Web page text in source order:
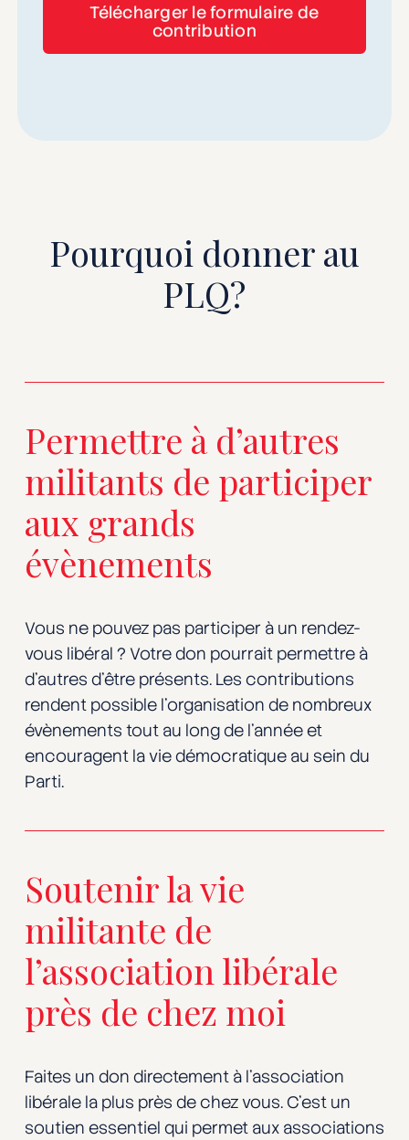
Télécharger le formulaire de
contribution
Pourquoi donner au
PLQ?
Permettre à d’autres
militants de participer
aux grands
évènements
Vous ne pouvez pas participer à un rendez-
vous libéral ? Votre don pourrait permettre à
d’autres d’être présents. Les contributions
rendent possible l’organisation de nombreux
évènements tout au long de l’année et
encouragent la vie démocratique au sein du
Parti.
Soutenir la vie
militante de
l’association libérale
près de chez moi
Faites un don directement à l’association
libérale la plus près de chez vous. C’est un
soutien essentiel qui permet aux associations